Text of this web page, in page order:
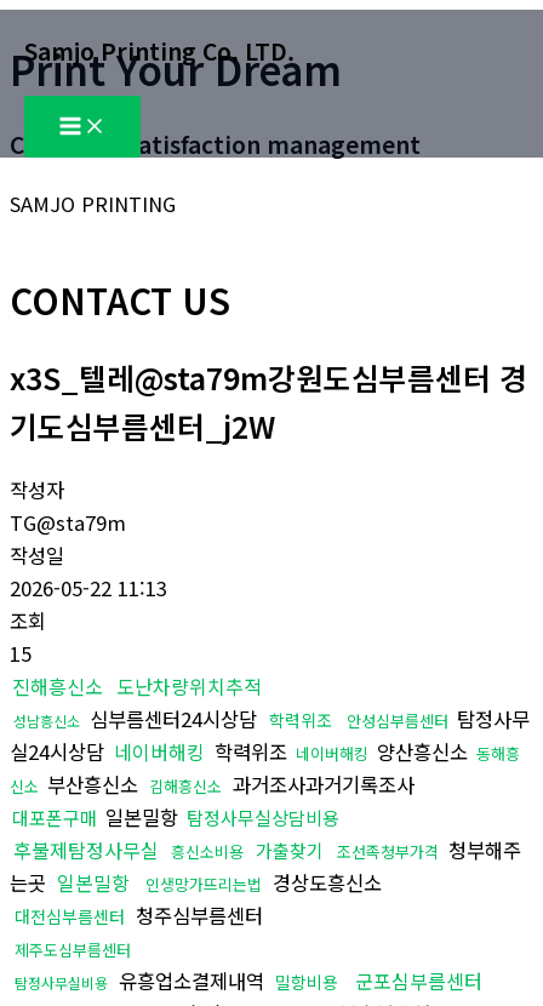
텐
츠
건
뛰
Samjo Printing Co. LTD.
Main
Menu
Print Your Dream
Customer satisfaction management
SAMJO PRINTING
CONTACT US
x3S_텔레@sta79m강원도심부름센터 경
기도심부름센터_j2W
작성자
TG@sta79m
작성일
2026-05-22 11:13
조회
15
진해흥신소 도난차량위치추적
성남흥신소 심부름센터24시상담 학력위조 안성심부름센터 탐정사무
실24시상담 네이버해킹 학력위조 네이버해킹 양산흥신소 동해흥
신소 부산흥신소 김해흥신소 과거조사과거기록조사
대포폰구매 일본밀항 탐정사무실상담비용
후불제탐정사무실 흥신소비용 가출찾기 조선족청부가격 청부해주
는곳 일본밀항 인생망가뜨리는법 경상도흥신소
대전심부름센터 청주심부름센터
제주도심부름센터
탐정사무실비용 유흥업소결제내역 밀항비용 군포심부름센터